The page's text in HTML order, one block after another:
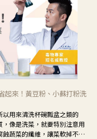
果就更顯著。
起來！黃豆粉、小蘇打粉洗
用來清洗杯碗瓢盆之類的
，像是洗菜，就要特別注意用
蔬菜的纖維，讓菜軟掉不清